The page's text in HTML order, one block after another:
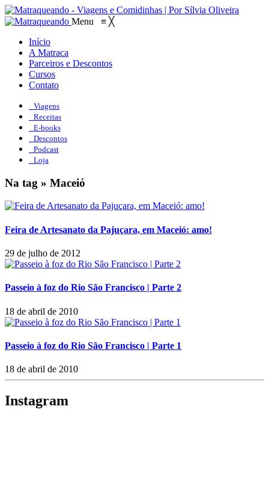
Menu ≡ ╳
Início
A Matraca
Parceiros e Descontos
Cursos
Contato
Viagens
Receitas
E-books
Descontos
Podcast
Loja
Na tag » Maceió
Feira de Artesanato da Pajuçara, em Maceió: amo!
29 de julho de 2012
Passeio à foz do Rio São Francisco | Parte 2
18 de abril de 2010
Passeio à foz do Rio São Francisco | Parte 1
18 de abril de 2010
Instagram